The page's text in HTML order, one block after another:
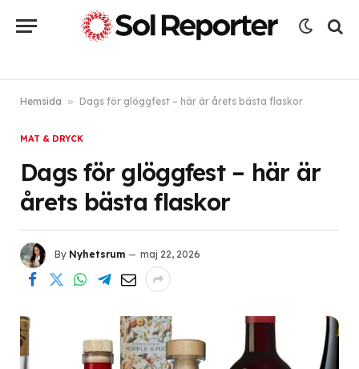
Hemsida » Dags för glöggfest – här är årets bästa flaskor
MAT & DRYCK
Dags för glöggfest – här är
årets bästa flaskor
By Nyhetsrum maj 22, 2026